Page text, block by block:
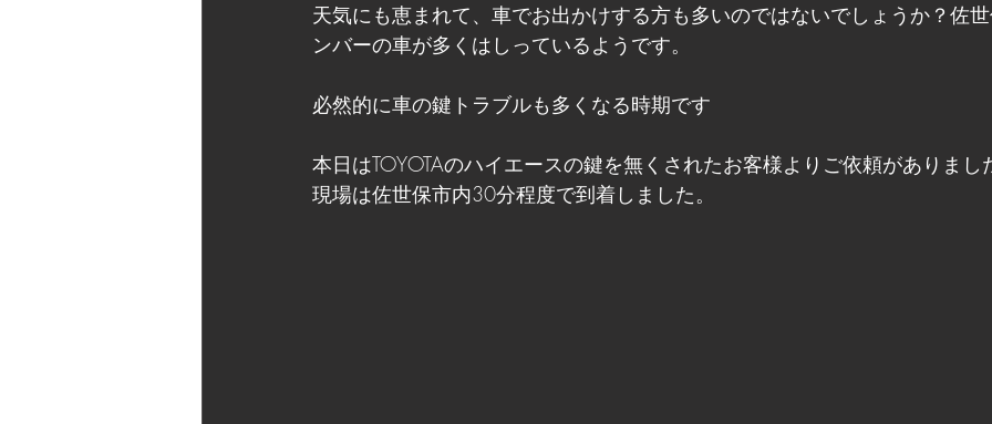
天気にも恵まれて、車でお出かけする方も多いのではないでしょうか？佐
ンバーの車が多くはしっているようです。
必然的に車の鍵トラブルも多くなる時期です
本日はTOYOTAのハイエースの鍵を無くされたお客様よりご依頼がありまし
現場は佐世保市内30分程度で到着しました。